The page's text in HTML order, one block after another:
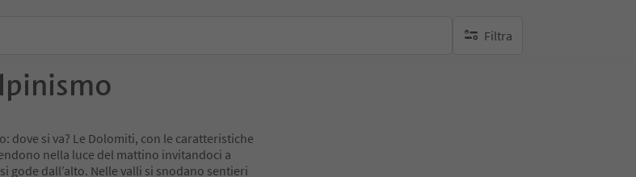
Filtra
nessun filtro attivo
dove si va? Le Dolomiti, con le caratteristiche
nella luce del mattino invitandoci a
gode dall’alto. Nelle valli si snodano sentieri